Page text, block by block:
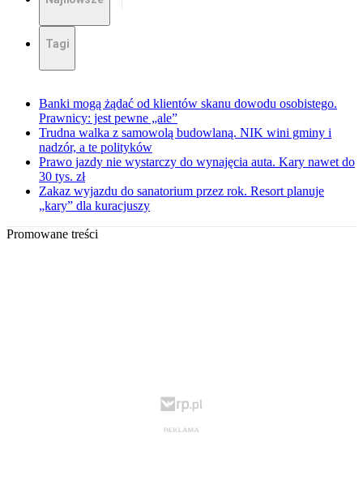
Tagi
Banki mogą żądać od klientów skanu dowodu osobistego.
Prawnicy: jest pewne „ale”
Trudna walka z samowolą budowlaną. NIK wini gminy i
nadzór, a te polityków
Prawo jazdy nie wystarczy do wynajęcia auta. Kary nawet do
30 tys. zł
Zakaz wyjazdu do sanatorium przez rok. Resort planuje
„kary” dla kuracjuszy
Promowane treści